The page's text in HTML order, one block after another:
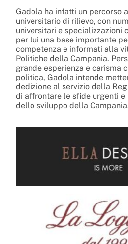
Gadola ha infatti un percorso
universitario di rilievo, con
universitari e specializzazioni
per lui una base importante
competenza e informati alla
Politiche della Campania.
grande esperienza e carisma
politica, Gadola intende
dedizione al servizio della
di affrontare le sfide urgenti
dello sviluppo della Campania.